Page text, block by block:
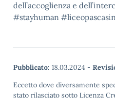
dell’accoglienza e
#stayhuman
Pubblicato: 18.03.2024 -
Eccetto dove diversamente
stato rilasciato sotto Licenza